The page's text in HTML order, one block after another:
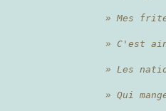
» Mes
» C'est
» Les
» Qui